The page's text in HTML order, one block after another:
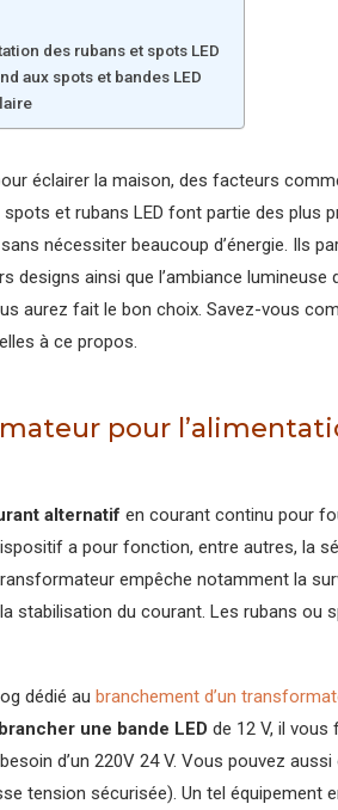
des rubans et spots LED
aux spots et bandes LED
éclairer la maison, des facteurs
et rubans LED font partie des plus
nécessiter beaucoup d’énergie. Ils
designs ainsi que l’ambiance lumineuse
aurez fait le bon choix. Savez-vous
à ce propos.
pour
alternatif en courant continu pour
a pour fonction, entre autres, la
empêche notamment la
stabilisation du courant. Les rubans ou
dédié au branchement d’un
brancher une bande LED de 12 V, il
d’un 220V 24 V. Vous pouvez
tension sécurisée). Un tel équipement